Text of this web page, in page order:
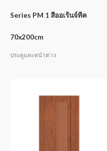
Series PM 1 สีออเร้นจ์ทีค
70x200cm
ประตูและหน้าต่าง